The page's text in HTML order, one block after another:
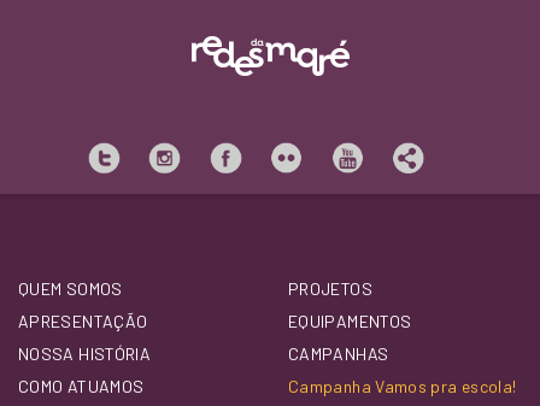
QUEM SOMOS
APRESENTAÇÃO
NOSSA HISTÓRIA
COMO ATUAMOS
PROJETOS
EQUIPAMENTOS
CAMPANHAS
Campanha Vamos pra escola!